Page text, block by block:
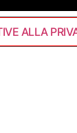
ALLA